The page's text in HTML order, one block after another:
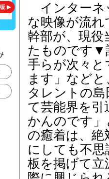
インターネ
な映像が流れ
幹部が、現役
たものです▼
手らが次々
ます」など
タレントの
て芸能界を
かんのです
の癒着は、
にしても不
板を掲げて立